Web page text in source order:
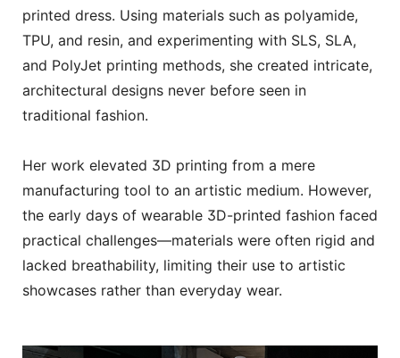
printed dress. Using materials such as polyamide,
TPU, and resin, and experimenting with SLS, SLA,
and PolyJet printing methods, she created intricate,
architectural designs never before seen in
traditional fashion.
Her work elevated 3D printing from a mere
manufacturing tool to an artistic medium. However,
the early days of wearable 3D-printed fashion faced
practical challenges—materials were often rigid and
lacked breathability, limiting their use to artistic
showcases rather than everyday wear.